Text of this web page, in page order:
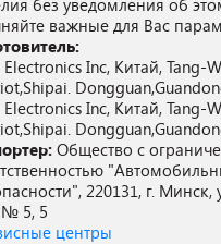
без уведомления об
важные для Вас
Inc, Китай, Tang-
Inc, Китай, Tang-
Общество с
220131, г. Минск,
5, 5
центры